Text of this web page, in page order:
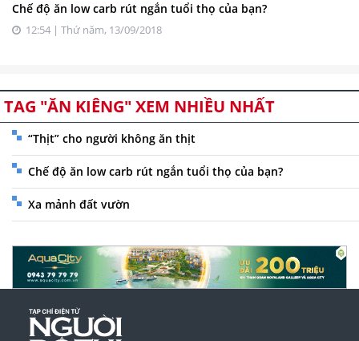
Chế độ ăn low carb rút ngắn tuổi thọ của bạn?
12:54 | Thứ năm, 13/09/2018
TAG "ĂN KIÊNG" XEM NHIỀU NHẤT
“Thịt” cho người không ăn thịt
Chế độ ăn low carb rút ngắn tuổi thọ của bạn?
Xa mảnh đất vườn